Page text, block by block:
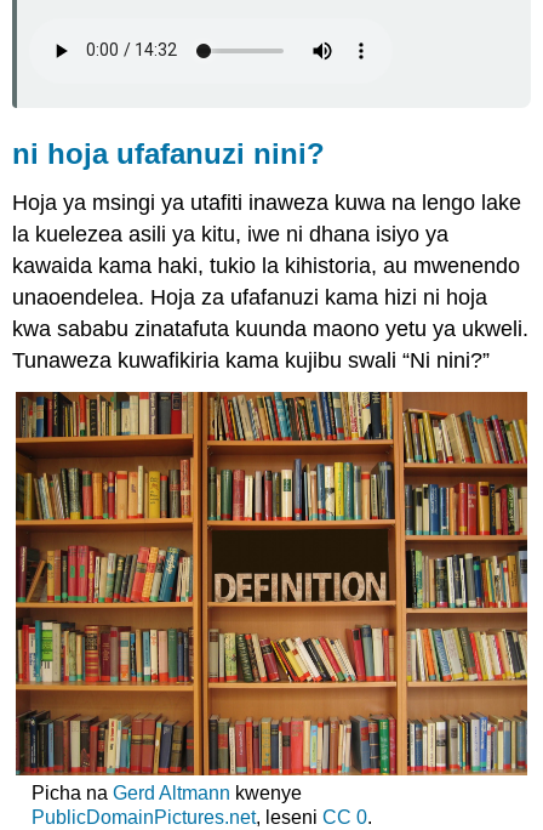
nini?
St
kwa
ajili
ya
ufafanuzi
Kuzungumzia
uliopo
Kutambua
vyama
vya
kihisia
(connotations)
Kufafanua
neno
kulingana
na
ambacho
sio
(kukataa)
Kujenga
ufafanuzi
wa
awali
(masharti)
ni hoja ufafanuzi nini?
Hoja ya msingi ya utafiti inaweza kuwa na lengo lake
la kuelezea asili ya kitu, iwe ni dhana isiyo ya
kawaida kama haki, tukio la kihistoria, au mwenendo
unaoendelea. Hoja za ufafanuzi kama hizi ni hoja
kwa sababu zinatafuta kuunda maono yetu ya ukweli.
Tunaweza kuwafikiria kama kujibu swali “Ni nini?”
Picha na Gerd Altmann kwenye
PublicDomainPictures.net, leseni CC 0.